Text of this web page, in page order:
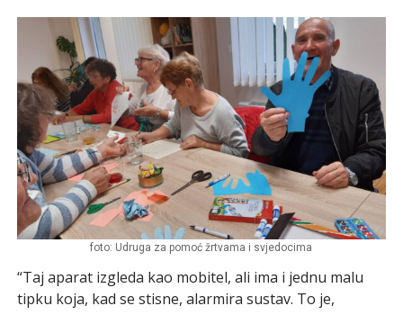
foto: Udruga za pomoć žrtvama i svjedocima
“Taj aparat izgleda kao mobitel, ali ima i jednu malu
tipku koja, kad se stisne, alarmira sustav. To je,